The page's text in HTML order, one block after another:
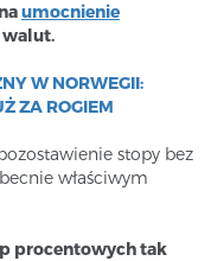
umocnienie
walut.
W NORWEGII:
ZA ROGIEM
stopy bez
właściwym
procentowych tak